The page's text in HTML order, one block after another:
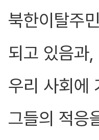
북한이탈주
되고 있음과
우리 사회에
그들의 적응